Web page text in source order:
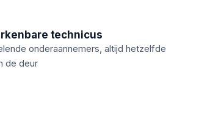
technicus
onderaannemers, altijd hetzelfde
de deur